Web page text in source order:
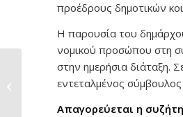
προέδρους δημοτικών
Η παρουσία του
νομικού προσώπου στη
στην ημερήσια διάταξη.
εντεταλμένος
Απαγορεύεται η
Ολοκληρώθηκαν τα